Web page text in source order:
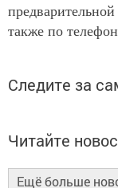
также по
Следите за
Читайте
Ещё больше